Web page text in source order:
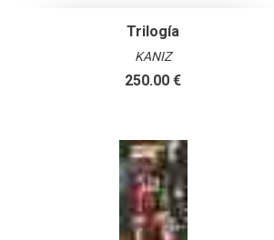
Trilogía
KANIZ
250.00 €